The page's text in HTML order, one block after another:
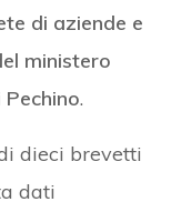
di aziende e
ministero
.
dieci brevetti
dati